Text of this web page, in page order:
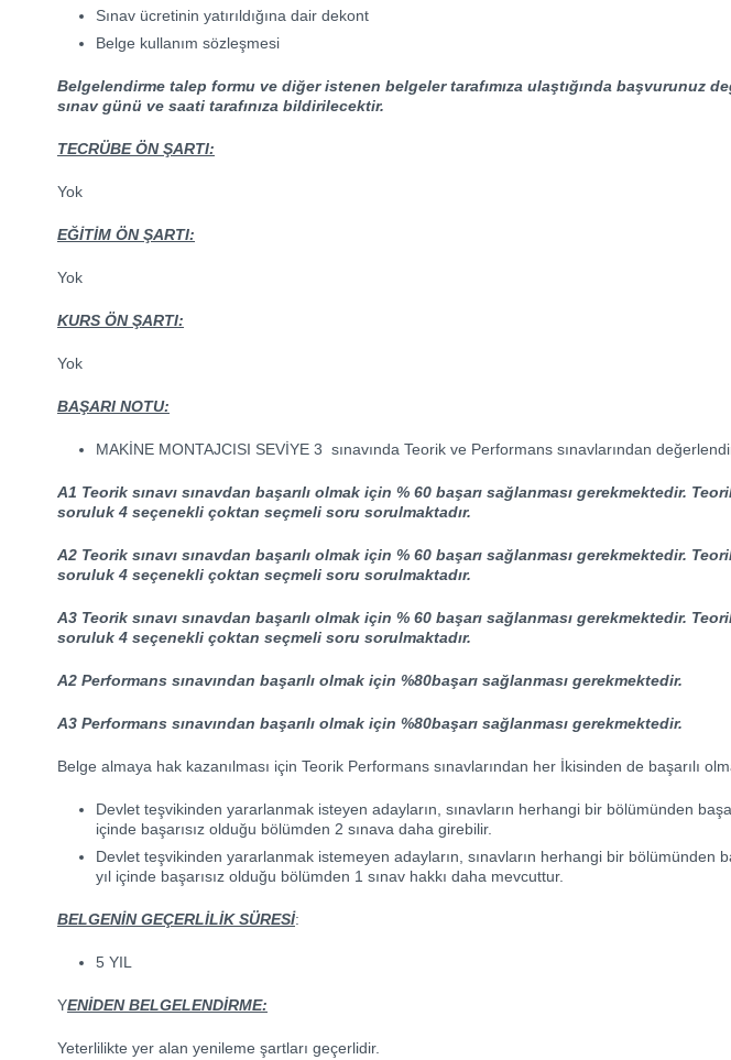
Sınav ücretinin yatırıldığına dair dekont
Belge kullanım sözleşmesi
Belgelendirme talep formu ve diğer istenen belgeler tarafımıza ulaştığında başvurunuz
sınav günü ve saati tarafınıza bildirilecektir.
TECRÜBE ÖN ŞARTI:
Yok
EĞİTİM ÖN ŞARTI:
Yok
KURS ÖN ŞARTI:
Yok
BAŞARI NOTU:
MAKİNE MONTAJCISI SEVİYE 3 sınavında Teorik ve Performans sınavlarından
A1 Teorik sınavı sınavdan başarılı olmak için % 60 başarı sağlanması gerekmektedir.
soruluk 4 seçenekli çoktan seçmeli soru sorulmaktadır.
A2 Teorik sınavı sınavdan başarılı olmak için % 60 başarı sağlanması gerekmektedir.
soruluk 4 seçenekli çoktan seçmeli soru sorulmaktadır.
A3 Teorik sınavı sınavdan başarılı olmak için % 60 başarı sağlanması gerekmektedir.
soruluk 4 seçenekli çoktan seçmeli soru sorulmaktadır.
A2 Performans sınavından başarılı olmak için %80başarı sağlanması gerekmektedir.
A3 Performans sınavından başarılı olmak için %80başarı sağlanması gerekmektedir.
Belge almaya hak kazanılması için Teorik Performans sınavlarından her İkisinden de başarılı
Devlet teşvikinden yararlanmak isteyen adayların, sınavların herhangi bir bölümünden
içinde başarısız olduğu bölümden 2 sınava daha girebilir.
Devlet teşvikinden yararlanmak istemeyen adayların, sınavların herhangi bir bölümünden
yıl içinde başarısız olduğu bölümden 1 sınav hakkı daha mevcuttur.
BELGENİN GEÇERLİLİK SÜRESİ:
5 YIL
YENİDEN BELGELENDİRME:
Yeterlilikte yer alan yenileme şartları geçerlidir.